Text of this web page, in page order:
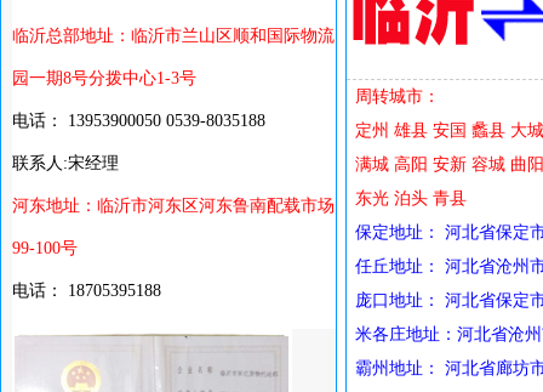
临沂总部地址： 临沂市兰山区顺和国际物流
园一期8号分拨中心1-3号
电话： 13953900050 0539-8035188
联系人:宋经理
河东地址：临沂市河东区河东鲁南配载市场
99-100号
电话： 18705395188
周转城市：
定州 雄县 安国 蠡县 大
满城 高阳 安新 容城 曲
东光 泊头 青县
保定地址： 河北省保
任丘地址： 河北省沧
庞口地址： 河北省保定
米各庄地址：河北省沧
霸州地址： 河北省廊